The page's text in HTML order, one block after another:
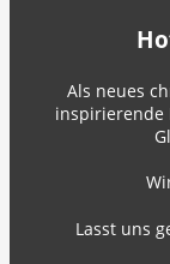
Als neues
inspirierende
Lasst uns